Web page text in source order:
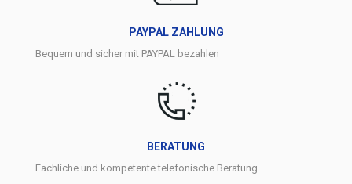
PAYPAL ZAHLUNG
Bequem und sicher mit PAYPAL bezahlen
BERATUNG
Fachliche und kompetente telefonische Beratung .